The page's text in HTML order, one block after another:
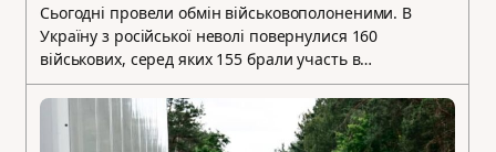
Сьогодні провели обмін військовополоненими. В
Україну з російської неволі повернулися 160
військових, серед яких 155 брали участь в…